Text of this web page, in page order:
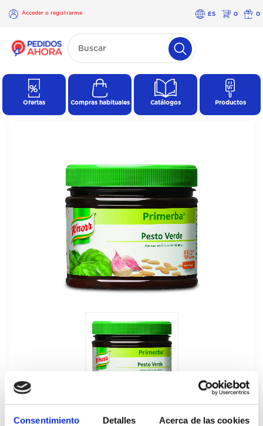
Consentimiento Detalles Acerca de las cookies
Acceder o registrarme ES 0 0
×
Acceder o
Ofertas Compras habituales Catálogos Productos